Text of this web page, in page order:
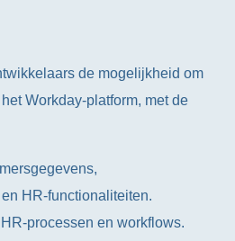
de mogelijkheid om
Workday-platform, met de
HR-functionaliteiten.
processen en workflows.